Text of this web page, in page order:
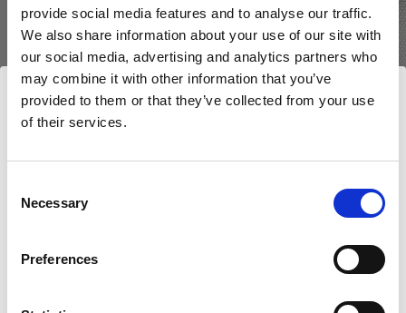
provide social media features and to analyse our traffic.
We also share information about your use of our site with
our social media, advertising and analytics partners who
may combine it with other information that you’ve
provided to them or that they’ve collected from your use
of their services.
Selection
Necessary
Preferences
Nouspensons
Croatia
NIDS D’ABEILLES